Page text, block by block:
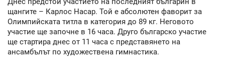
щангите – Карлос Насар. Той е абсолютен фаворит за
Олимпийската титла в категория до 89 кг. Неговото
участие ще започне в 16 часа. Друго българско участие
ще стартира днес от 11 часа с представянето на
ансамбълът по художествена гимнастика.